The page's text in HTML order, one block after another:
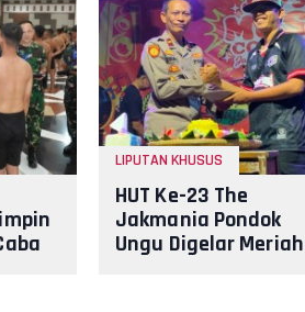
LIPUTAN KHUSUS
HUT Ke-23 The
Jakmania Pondok
Ungu Digelar